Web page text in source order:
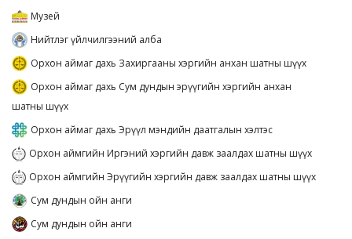
Музей
Нийтлэг үйлчилгээний алба
Орхон аймаг дахь Захиргааны хэргийн анхан шатны шүүх
Орхон аймаг дахь Сум дундын эрүүгийн хэргийн анхан
шатны шүүх
Орхон аймаг дахь Эрүүл мэндийн даатгалын хэлтэс
Орхон аймгийн Иргэний хэргийн давж заалдах шатны шүүх
Орхон аймгийн Эрүүгийн хэргийн давж заалдах шатны шүүх
Сум дундын ойн анги
Сум дундын ойн анги